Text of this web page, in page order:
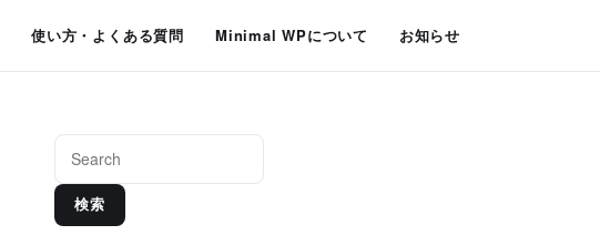
使い方・よくある質問 Minimal WPについて お知らせ
検索